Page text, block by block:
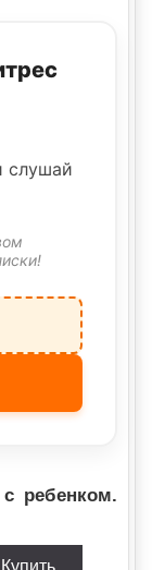
слушай
ребенком.